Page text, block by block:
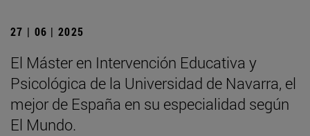
27 | 06 | 2025
El Máster en Intervención Educativa y
Psicológica de la Universidad de Navarra, el
mejor de España en su especialidad según
El Mundo.